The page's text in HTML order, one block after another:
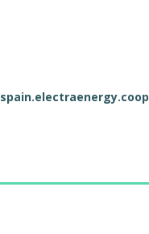
spain.electraenergy.coop